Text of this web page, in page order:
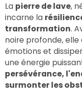
La pierre de lave,
incarne la
transformation.
noire profonde,
émotions et
une énergie
persévérance,
surmonter les